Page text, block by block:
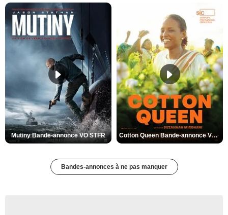
Mutiny Bande-annonce VO STFR Cotton Queen Bande-annonce VO STFR
Bandes-annonces à ne pas manquer